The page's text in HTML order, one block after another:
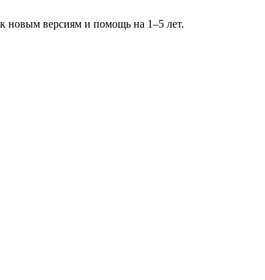
новым версиям и помощь на 1–5 лет.